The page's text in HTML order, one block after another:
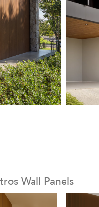
Wall Panels